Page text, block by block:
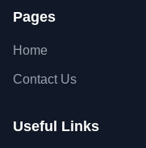
Pages
Home
Contact Us
Useful Links